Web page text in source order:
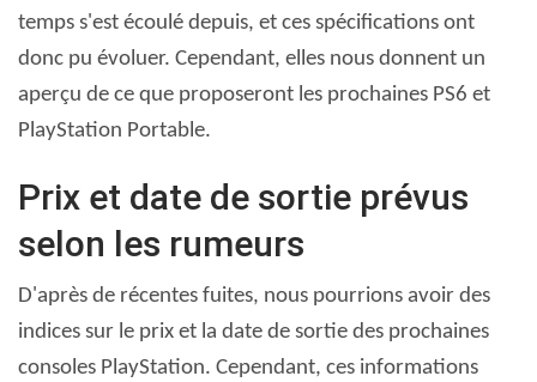
temps s'est écoulé depuis, et ces spécifications ont
donc pu évoluer. Cependant, elles nous donnent un
aperçu de ce que proposeront les prochaines PS6 et
PlayStation Portable.
Prix ​​et date de sortie prévus
selon les rumeurs
D'après de récentes fuites, nous pourrions avoir des
indices sur le prix et la date de sortie des prochaines
consoles PlayStation. Cependant, ces informations